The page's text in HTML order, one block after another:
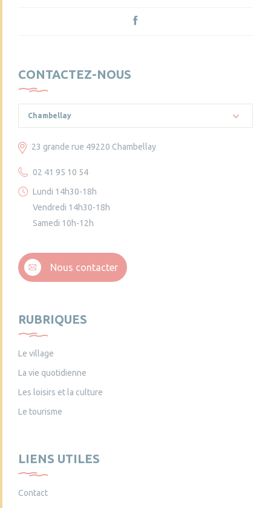
CONTACTEZ-NOUS
Chambellay
23 grande rue 49220 Chambellay
02 41 95 10 54
Lundi 14h30-18h
Vendredi 14h30-18h
Samedi 10h-12h
Nous contacter
RUBRIQUES
Le village
La vie quotidienne
Les loisirs et la culture
Le tourisme
LIENS UTILES
Contact